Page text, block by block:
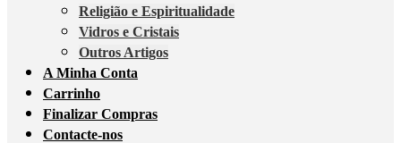
Religião e Espiritualidade
Vidros e Cristais
Outros Artigos
A Minha Conta
Carrinho
Finalizar Compras
Contacte-nos